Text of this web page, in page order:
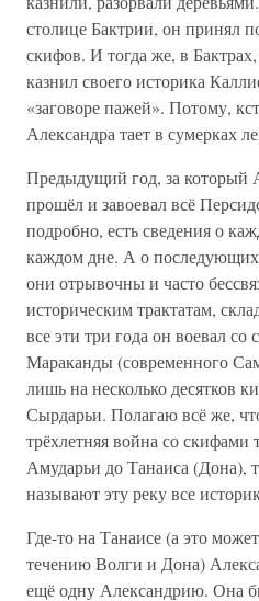
столице Бактрии, он принял
скифов. И тогда же, в
казнил своего историка
«заговоре пажей». Потому,
Александра тает в сумерках
Предыдущий год, за который
прошёл и завоевал всё
подробно, есть сведения о
каждом дне. А о последующих
они отрывочны и часто
историческим трактатам,
все эти три года он воевал со
Мараканды (современного
лишь на несколько десятков
Сырдарьи. Полагаю всё же,
трёхлетняя война со скифами
Амударьи до Танаиса (Дона),
называют эту реку все
Где-то на Танаисе (а это
течению Волги и Дона)
ещё одну Александрию. Она